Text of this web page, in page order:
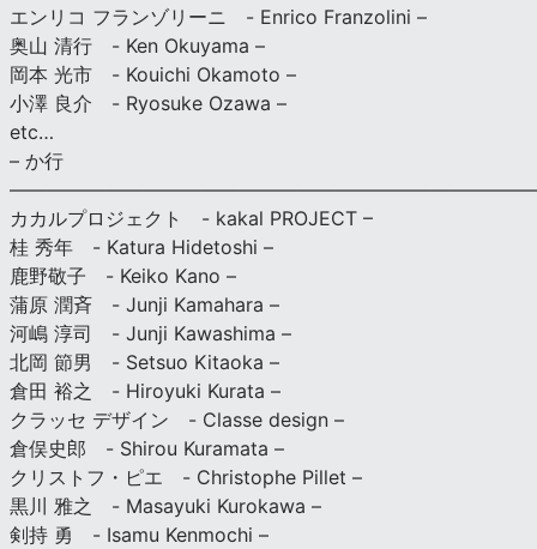
エンリコ フランゾリーニ - Enrico Franzolini –
奥山 清行 - Ken Okuyama –
岡本 光市 - Kouichi Okamoto –
小澤 良介 - Ryosuke Ozawa –
etc…
– か行
カカルプロジェクト - kakal PROJECT –
桂 秀年 - Katura Hidetoshi –
鹿野敬子 - Keiko Kano –
蒲原 潤斉 - Junji Kamahara –
河嶋 淳司 - Junji Kawashima –
北岡 節男 - Setsuo Kitaoka –
倉田 裕之 - Hiroyuki Kurata –
クラッセ デザイン - Classe design –
倉俣史郎 - Shirou Kuramata –
クリストフ・ピエ - Christophe Pillet –
黒川 雅之 - Masayuki Kurokawa –
剣持 勇 - Isamu Kenmochi –